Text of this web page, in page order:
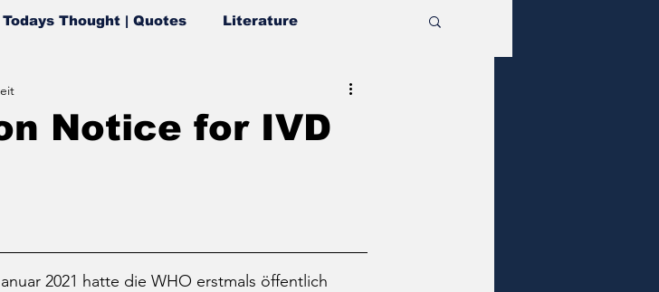
Thought | Quotes Literature
Notice for IVD
2021 hatte die WHO erstmals öffentlich